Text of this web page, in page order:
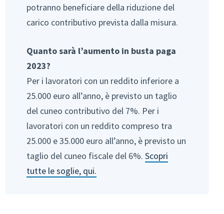
potranno beneficiare della riduzione del
carico contributivo prevista dalla misura.
Quanto sarà l’aumento in busta paga
2023?
Per i lavoratori con un reddito inferiore a
25.000 euro all’anno, è previsto un taglio
del cuneo contributivo del 7%. Per i
lavoratori con un reddito compreso tra
25.000 e 35.000 euro all’anno, è previsto un
taglio del cuneo fiscale del 6%. Scopri
tutte le soglie, qui.